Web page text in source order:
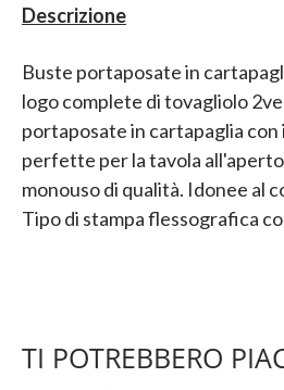
Descrizione
Buste portaposate in
logo complete di tovagliolo
portaposate in cartapaglia con
perfette per la tavola
monouso di qualità. Idonee al
Tipo di stampa flessografica
TI POTREBBERO